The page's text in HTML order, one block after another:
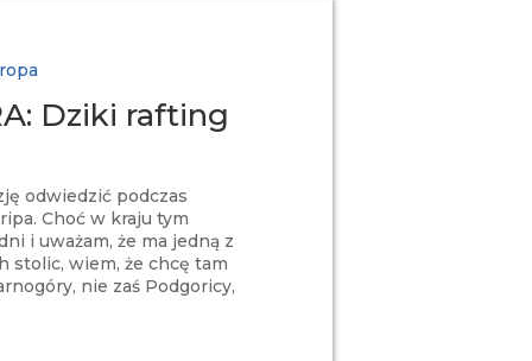
Dziki rafting
odwiedzić podczas
Choć w kraju tym
i uważam, że ma jedną z
stolic, wiem, że chcę tam
nie zaś Podgoricy,